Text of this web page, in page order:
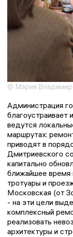
© Мэрия
Администрация
благоустраивает
ведутся
маршрутах:
приводят в
Дмитриевского
капитально
ближайшее время
тротуары и
Московская (от
- на эти цели
комплексный
реализовать
архитектуры и